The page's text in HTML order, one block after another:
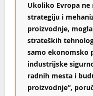
Ukoliko Evropa
strategiju i
proizvodnje,
strateških
samo ekonomsko
industrijske
radnih mesta i
proizvodnje“,